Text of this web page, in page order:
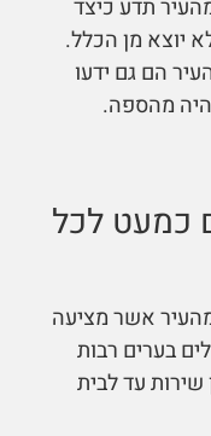
תדע כיצד
יוצא מן הכלל.
הם גם ידעו
מהספה.
כמעט לכל
אשר מציעה
בערים רבות
עד לבית